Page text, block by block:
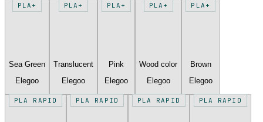
PLA+
Sea Green
Elegoo
PLA+
Translucent
Elegoo
PLA+
Pink
Elegoo
PLA+
Wood color
Elegoo
PLA+
Brown
Elegoo
PLA RAPID PLA RAPID PLA RAPID PLA RAPID